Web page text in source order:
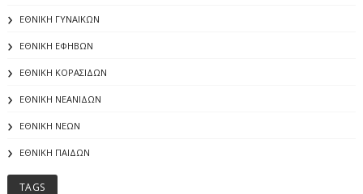
ΕΘΝΙΚΗ ΓΥΝΑΙΚΩΝ
ΕΘΝΙΚΗ ΕΦΗΒΩΝ
ΕΘΝΙΚΗ ΚΟΡΑΣΙΔΩΝ
ΕΘΝΙΚΗ ΝΕΑΝΙΔΩΝ
ΕΘΝΙΚΗ ΝΕΩΝ
ΕΘΝΙΚΗ ΠΑΙΔΩΝ
TAGS